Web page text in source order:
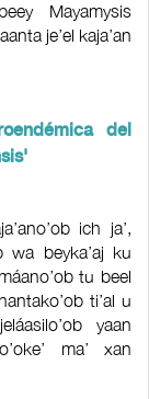
Mayamysis
je’el kaja’an
del
ich ja’,
wa beyka’aj ku
tu beel
ti’al u
yaan
ma’ xan